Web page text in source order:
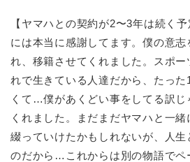
【ヤマハとの契約が2〜3年は続く
には本当に感謝してます。僕の意志
れ、移籍させてくれました。スポ
れで生きている人達だから、たっ
くて…僕があくどい事をしてる訳じ
くれました。まだまだヤマハと一
綴っていけたかもしれないが、人生
のだから…これからは別の物語でペ